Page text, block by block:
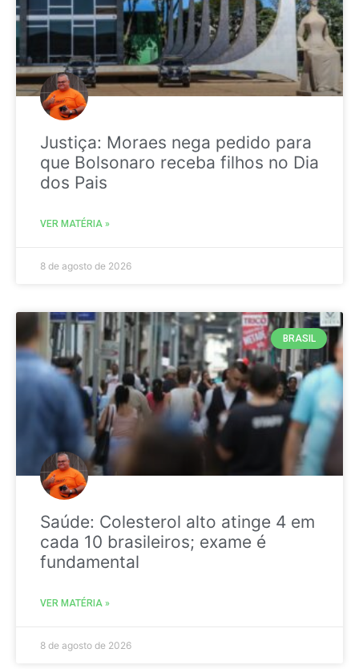
Justiça: Moraes nega pedido para
que Bolsonaro receba filhos no Dia
dos Pais
VER MATÉRIA »
8 de agosto de 2026
BRASIL
Saúde: Colesterol alto atinge 4 em
cada 10 brasileiros; exame é
fundamental
VER MATÉRIA »
8 de agosto de 2026